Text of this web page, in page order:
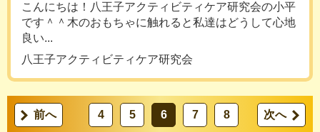
こんにちは！八王子アクティビティケア研究会の小平
です＾＾木のおもちゃに触れると私達はどうして心地
良い...
八王子アクティビティケア研究会
前へ 4 5 6 7 8 次へ